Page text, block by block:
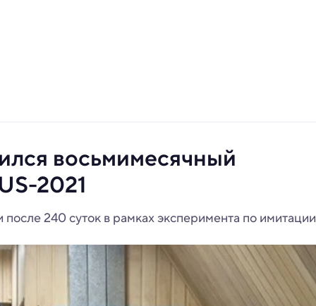
восьмимесячный
2021
240 суток в рамках эксперимента по имитации